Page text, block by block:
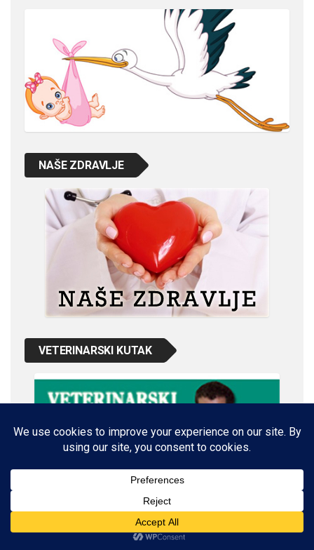
NAŠE ZDRAVLJE
VETERINARSKI KUTAK